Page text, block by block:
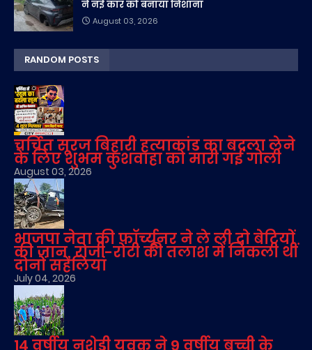
ने नई कार को बनाया निशाना
August 03, 2026
RANDOM POSTS
चर्चित सूरज बिहारी हत्याकांड का बदला लेने
के लिए शुभम कुशवाहा को मारी गई गोली
August 03, 2026
भाजपा नेता की फॉर्च्यूनर ने ले ली दो बेटियों
की जान, रोजी-रोटी की तलाश में निकली थीं
दोनों सहेलियां
July 04, 2026
14 वर्षीय नशेड़ी युवक ने 9 वर्षीय बच्ची के